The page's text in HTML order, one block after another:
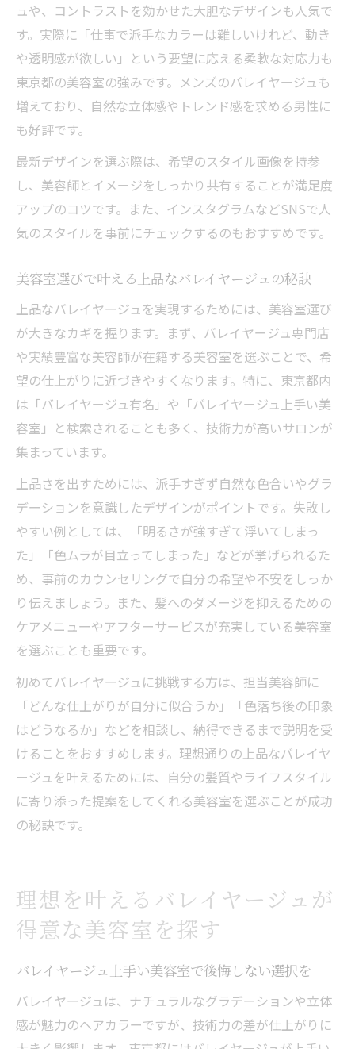
ュや、コントラストを効かせた大胆なデザインも人気で
す。実際に「仕事で派手なカラーは難しいけれど、動き
や透明感が欲しい」という要望に応える柔軟な対応力も
東京都の美容室の強みです。メンズのバレイヤージュも
増えており、自然な立体感やトレンド感を求める男性に
も好評です。
最新デザインを選ぶ際は、希望のスタイル画像を持参
し、美容師とイメージをしっかり共有することが満足度
アップのコツです。また、インスタグラムなどSNSで人
気のスタイルを事前にチェックするのもおすすめです。
美容室選びで叶える上品なバレイヤージュの秘訣
上品なバレイヤージュを実現するためには、美容室選び
が大きなカギを握ります。まず、バレイヤージュ専門店
や実績豊富な美容師が在籍する美容室を選ぶことで、希
望の仕上がりに近づきやすくなります。特に、東京都内
は「バレイヤージュ有名」や「バレイヤージュ上手い美
容室」と検索されることも多く、技術力が高いサロンが
集まっています。
上品さを出すためには、派手すぎず自然な色合いやグラ
デーションを意識したデザインがポイントです。失敗し
やすい例としては、「明るさが強すぎて浮いてしまっ
た」「色ムラが目立ってしまった」などが挙げられるた
め、事前のカウンセリングで自分の希望や不安をしっか
り伝えましょう。また、髪へのダメージを抑えるための
ケアメニューやアフターサービスが充実している美容室
を選ぶことも重要です。
初めてバレイヤージュに挑戦する方は、担当美容師に
「どんな仕上がりが自分に似合うか」「色落ち後の印象
はどうなるか」などを相談し、納得できるまで説明を受
けることをおすすめします。理想通りの上品なバレイヤ
ージュを叶えるためには、自分の髪質やライフスタイル
に寄り添った提案をしてくれる美容室を選ぶことが成功
の秘訣です。
理想を叶えるバレイヤージュが
得意な美容室を探す
バレイヤージュ上手い美容室で後悔しない選択を
バレイヤージュは、ナチュラルなグラデーションや立体
感が魅力のヘアカラーですが、技術力の差が仕上がりに